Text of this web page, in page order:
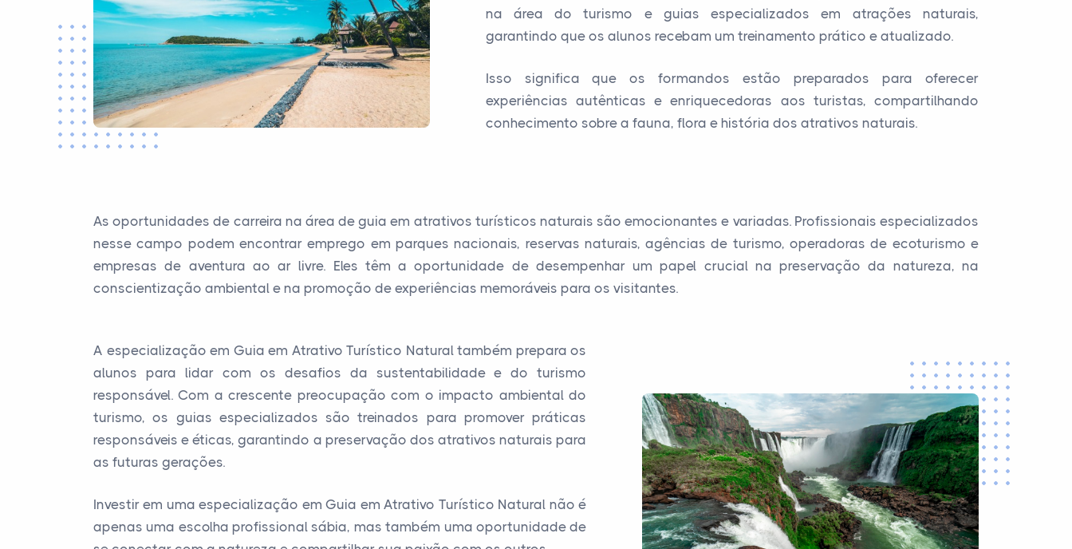
na área do turismo e guias especializados em atrações naturais,
garantindo que os alunos recebam um treinamento prático e atualizado.
Isso significa que os formandos estão preparados para oferecer
experiências autênticas e enriquecedoras aos turistas, compartilhando
conhecimento sobre a fauna, flora e história dos atrativos naturais.
As oportunidades de carreira na área de guia em atrativos turísticos naturais são emocionantes e variadas. Profissionais especializados
nesse campo podem encontrar emprego em parques nacionais, reservas naturais, agências de turismo, operadoras de ecoturismo e
empresas de aventura ao ar livre. Eles têm a oportunidade de desempenhar um papel crucial na preservação da natureza, na
conscientização ambiental e na promoção de experiências memoráveis para os visitantes.
A especialização em Guia em Atrativo Turístico Natural também prepara os
alunos para lidar com os desafios da sustentabilidade e do turismo
responsável. Com a crescente preocupação com o impacto ambiental do
turismo, os guias especializados são treinados para promover práticas
responsáveis e éticas, garantindo a preservação dos atrativos naturais para
as futuras gerações.
Investir em uma especialização em Guia em Atrativo Turístico Natural não é
apenas uma escolha profissional sábia, mas também uma oportunidade de